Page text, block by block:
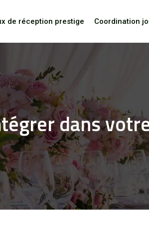
de réception prestige Coordination
dans